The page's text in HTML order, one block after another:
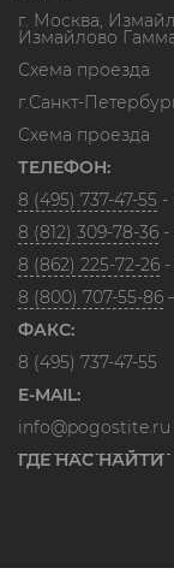
г. Москва,
Измайлово
Схема проезда
г.Санкт-
Схема проезда
ТЕЛЕФОН:
8 (495) 737-47-55 -
8 (812) 309-78-36 -
8 (862) 225-72-26
8 (800) 707-55-86
ФАКС:
8 (495) 737-47-55
E-MAIL:
info@pogostite.ru
ГДЕ НАС НАЙТИ